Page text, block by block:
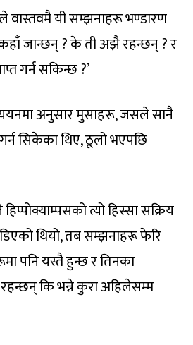
वास्तवमै यी सम्झनाहरू भण्डारण
जान्छन् ? के ती अझै रहन्छन् ? र
गर्न सकिन्छ ?’
अनुसार मुसाहरू, जसले सानै
सिकेका थिए, ठूलो भएपछि
त्यो हिस्सा सक्रिय
थियो, तब सम्झनाहरू फेरि
पनि यस्तै हुन्छ र तिनका
कि भन्ने कुरा अहिलेसम्म